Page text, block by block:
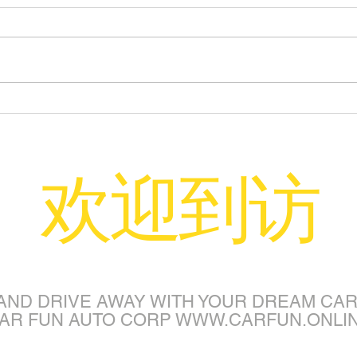
短缺影响生产...
​欢迎到访
DRIVE AWAY WITH YOUR DREAM
FUN AUTO CORP